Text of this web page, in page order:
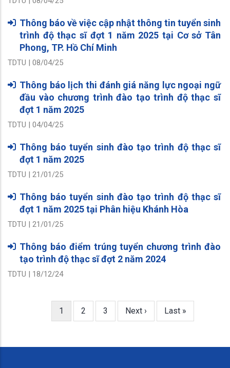
Thông báo về việc cập nhật thông tin tuyển sinh
trình độ thạc sĩ đợt 1 năm 2025 tại Cơ sở Tân
Phong, TP. Hồ Chí Minh
TDTU | 08/04/25
Thông báo lịch thi đánh giá năng lực ngoại ngữ
đầu vào chương trình đào tạo trình độ thạc sĩ
đợt 1 năm 2025
TDTU | 04/04/25
Thông báo tuyển sinh đào tạo trình độ thạc sĩ
đợt 1 năm 2025
TDTU | 21/01/25
Thông báo tuyển sinh đào tạo trình độ thạc sĩ
đợt 1 năm 2025 tại Phân hiệu Khánh Hòa
TDTU | 21/01/25
Thông báo điểm trúng tuyển chương trình đào
tạo trình độ thạc sĩ đợt 2 năm 2024
TDTU | 18/12/24
Trang
1 Search
2 Search
3
Next
Next ›
Last
Last »